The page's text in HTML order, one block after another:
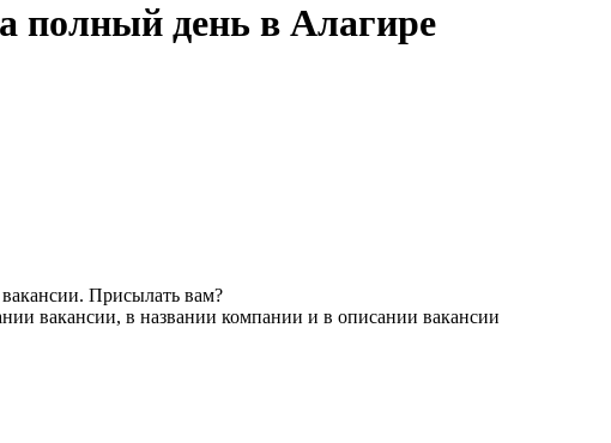
полный день в Алагире
Присылать вам?
вакансии, в названии компании и в описании вакансии